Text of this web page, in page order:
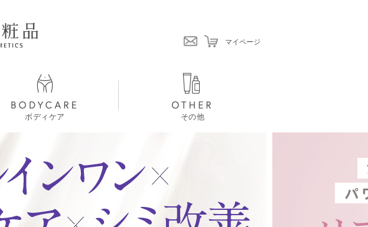
マイページ
ボディケア その他